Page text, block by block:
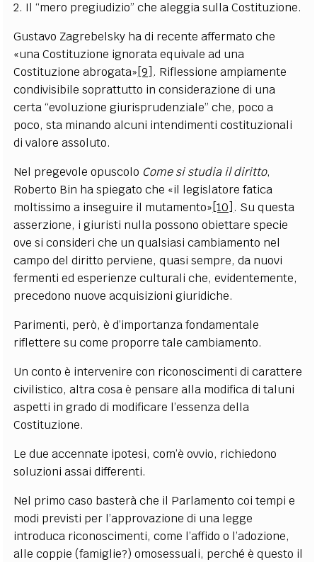
2. Il “mero pregiudizio” che aleggia sulla Costituzione.
Gustavo Zagrebelsky ha di recente affermato che
«una Costituzione ignorata equivale ad una
Costituzione abrogata» [9] . Riflessione ampiamente
condivisibile soprattutto in considerazione di una
certa “evoluzione giurisprudenziale” che, poco a
poco, sta minando alcuni intendimenti costituzionali
di valore assoluto.
Nel pregevole opuscolo Come si studia il diritto,
Roberto Bin ha spiegato che «il legislatore fatica
moltissimo a inseguire il mutamento» [10] . Su questa
asserzione, i giuristi nulla possono obiettare specie
ove si consideri che un qualsiasi cambiamento nel
campo del diritto perviene, quasi sempre, da nuovi
fermenti ed esperienze culturali che, evidentemente,
precedono nuove acquisizioni giuridiche.
Parimenti, però, è d’importanza fondamentale
riflettere su come proporre tale cambiamento.
Un conto è intervenire con riconoscimenti di carattere
civilistico, altra cosa è pensare alla modifica di taluni
aspetti in grado di modificare l’essenza della
Costituzione.
Le due accennate ipotesi, com’è ovvio, richiedono
soluzioni assai differenti.
Nel primo caso basterà che il Parlamento coi tempi e
modi previsti per l’approvazione di una legge
introduca riconoscimenti, come l’affido o l’adozione,
alle coppie (famiglie?) omosessuali, perché è questo il